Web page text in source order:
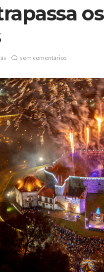
sem comentários
recebe Felgueiras
de Treinos do FC
a problemas
do Marcolino
2 dias atrás